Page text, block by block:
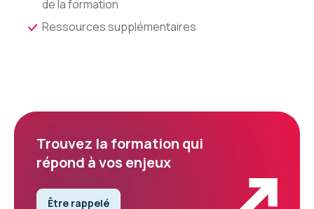
de la formation
Ressources supplémentaires
Trouvez la formation qui
répond à vos enjeux
Être rappelé